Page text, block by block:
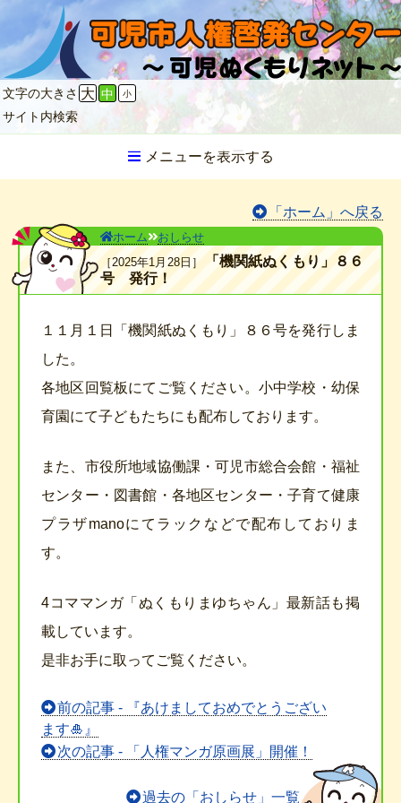
文字の大きさ 大 中 小
サイト内検索
メニューを表示する
「ホーム」へ戻る
ホーム
おしらせ
2025年1月28日
「機関紙ぬくもり」８６
号 発行！
１１月１日「機関紙ぬくもり」８６号を発行しま
した。
各地区回覧板にてご覧ください。小中学校・幼保
育園にて子どもたちにも配布しております。
また、市役所地域協働課・可児市総合会館・福祉
センター・図書館・各地区センター・子育て健康
プラザmanoにてラックなどで配布しておりま
す。
4コママンガ「ぬくもりまゆちゃん」最新話も掲
載しています。
是非お手に取ってご覧ください。
前
後
の
前の記事 - 『あけましておめでとうござい
ます🎍』
次の記事 - 「人権マンガ原画展」開催！
過去の「おしらせ」一覧